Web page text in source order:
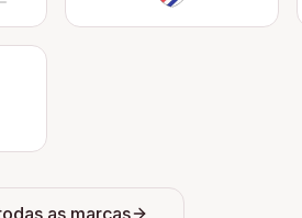
as marcas